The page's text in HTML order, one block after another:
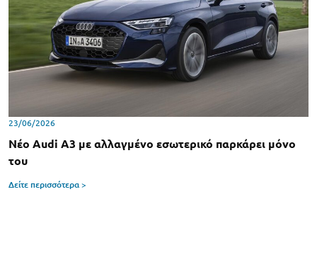
23/06/2026
Νέο Audi A3 με αλλαγμένο εσωτερικό παρκάρει μόνο
του
Δείτε περισσότερα >